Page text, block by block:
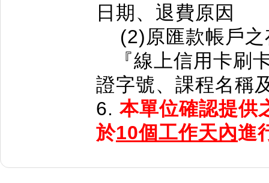
日期、退費原因
(2)原匯款帳戶之
『線上信用卡刷
證字號、課程名稱
6. 本單位確認提供
於10個工作天內進